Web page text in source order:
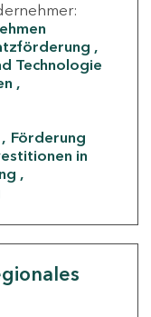
Technologie
Förderung
in